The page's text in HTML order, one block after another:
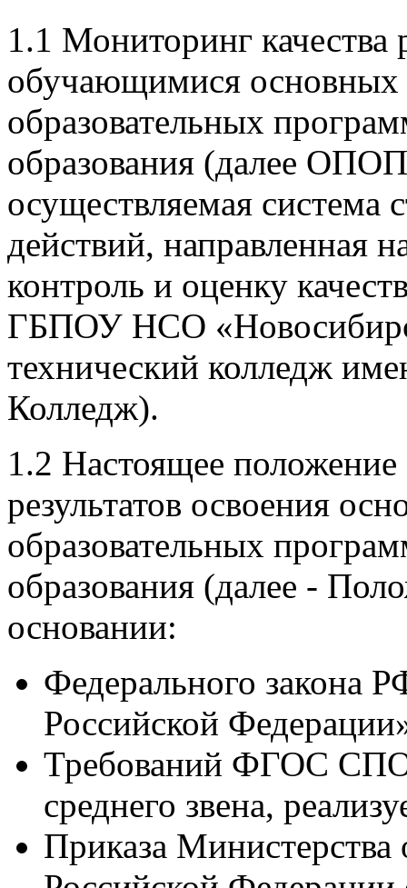
1.1 Мониторинг качества
обучающимися основных
образовательных
образования (далее
осуществляемая система
действий, направленная
контроль и оценку
ГБПОУ НСО
технический колледж
Колледж).
1.2 Настоящее
результатов освоения
образовательных
образования (далее -
основании:
Федерального закона
Российской
Требований ФГОС СПО
среднего звена,
Приказа Министерства